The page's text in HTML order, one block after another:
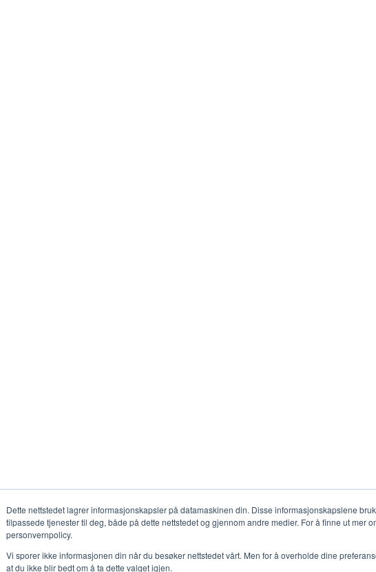
Dette nettstedet lagrer informasjonskapsler på datamaskinen din. Disse informasjonskapslene
tilpassede tjenester til deg, både på dette nettstedet og gjennom andre medier. For å finne ut mer
personvernpolicy.
Vi sporer ikke informasjonen din når du besøker nettstedet vårt. Men for å overholde dine
at du ikke blir bedt om å ta dette valget igjen.
Torggata 3, 2317 Hamar